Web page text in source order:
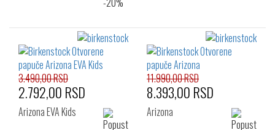
3.490,00 RSD
2.792,00 RSD
Arizona EVA Kids
11.990,00 RSD
8.393,00 RSD
Arizona